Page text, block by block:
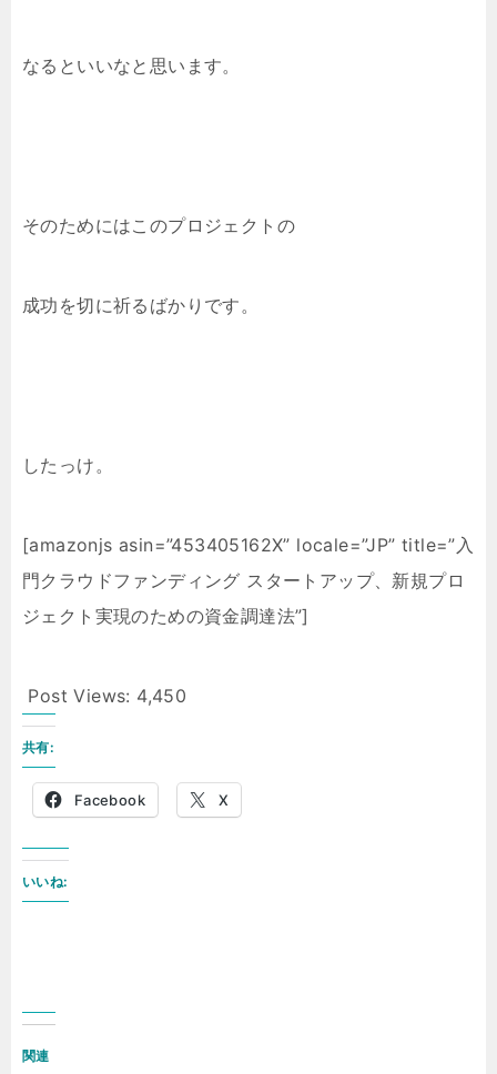
なるといいなと思います。
そのためにはこのプロジェクトの
成功を切に祈るばかりです。
したっけ。
[amazonjs asin=”453405162X” locale=”JP” title=”入
門クラウドファンディング スタートアップ、新規プロ
ジェクト実現のための資金調達法”]
Post Views: 4,450
共有:
Facebook X
いいね:
関連